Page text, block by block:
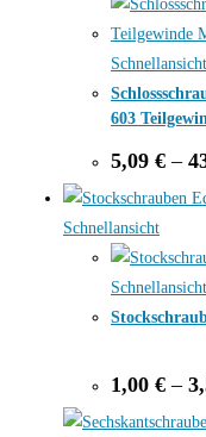
Schnellansicht
603
5,09 € –
Schnellansicht
Schnellansicht
1,00 € –